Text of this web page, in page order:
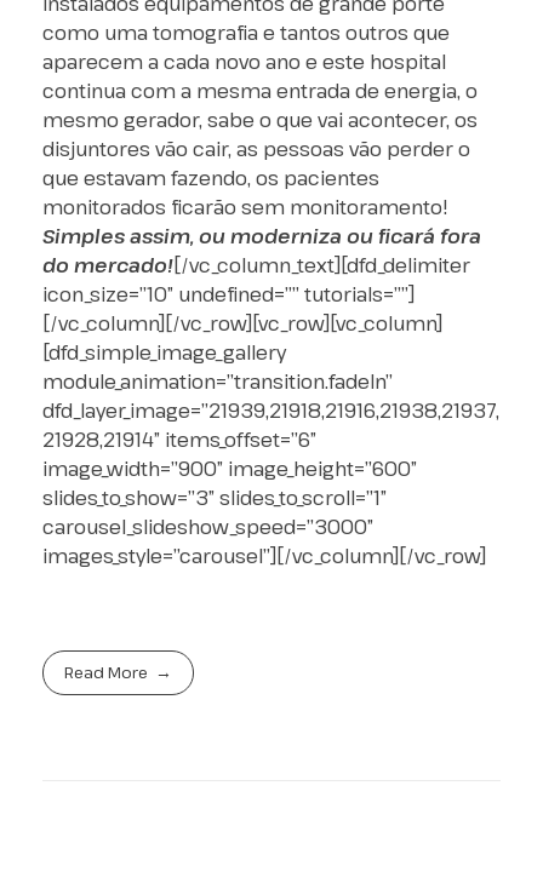
como uma tomografia e tantos outros que
aparecem a cada novo ano e este hospital
continua com a mesma entrada de energia, o
mesmo gerador, sabe o que vai acontecer, os
disjuntores vão cair, as pessoas vão perder o
que estavam fazendo, os pacientes
monitorados ficarão sem monitoramento!
Simples assim, ou moderniza ou ficará fora
do mercado![/vc_column_text][dfd_delimiter
icon_size=”10″ undefined=”” tutorials=””]
[/vc_column][/vc_row][vc_row][vc_column]
[dfd_simple_image_gallery
module_animation=”transition.fadeIn”
dfd_layer_image=”21939,21918,21916,21938,21937,
21928,21914″ items_offset=”6″
image_width=”900″ image_height=”600″
slides_to_show=”3″ slides_to_scroll=”1″
carousel_slideshow_speed=”3000″
images_style=”carousel”][/vc_column][/vc_row]
Read More